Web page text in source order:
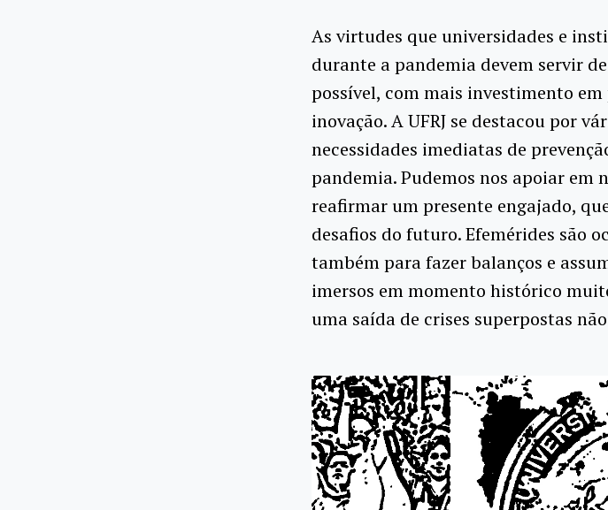
As virtudes que universidades e
durante a pandemia devem servir
possível, com mais investimento
inovação. A UFRJ se destacou por
necessidades imediatas de
pandemia. Pudemos nos apoiar em
reafirmar um presente engajado,
desafios do futuro. Efemérides são
também para fazer balanços e
imersos em momento histórico
uma saída de crises superpostas